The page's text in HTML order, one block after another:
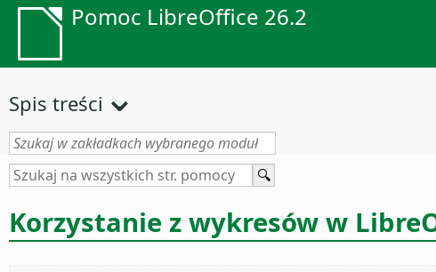
Pomoc LibreOffice 26.2
Spis treści
Korzystanie z wykresów w